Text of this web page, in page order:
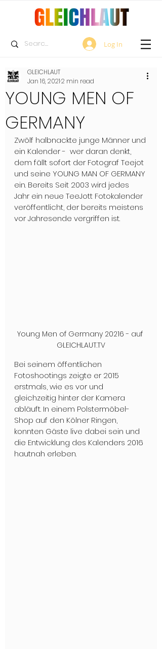
Log In
YOUNG MEN OF
GERMANY
GLEICHLAUT
Jan 16, 20212 min read
Zwölf halbnackte junge Männer und
ein Kalender -  wer daran denkt,
dem fällt sofort der Fotograf Teejot
und seine YOUNG MAN OF GERMANY
ein. Bereits Seit 2003 wird jedes
Jahr ein neue TeeJott Fotokalender
veröffentlicht, der bereits meistens
vor Jahresende vergriffen ist.
Young Men of Germany 20216 - auf
GLEICHLAUT.TV
Bei seinem öffentlichen
Fotoshootings zeigte er 2015
erstmals, wie es vor und
gleichzeitig hinter der Kamera
abläuft. In einem Polstermöbel-
Shop auf den Kölner Ringen,
konnten Gäste live dabei sein und
die Entwicklung des Kalenders 2016
hautnah erleben.